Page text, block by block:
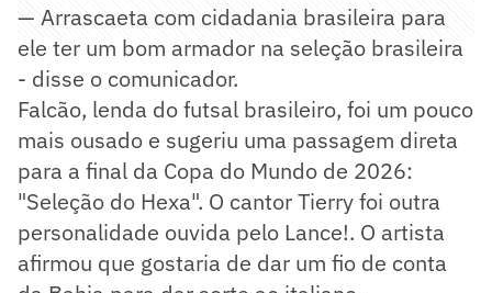
— Arrascaeta com cidadania brasileira para
ele ter um bom armador na seleção brasileira
- disse o comunicador.
Falcão, lenda do futsal brasileiro, foi um pouco
mais ousado e sugeriu uma passagem direta
para a final da Copa do Mundo de 2026:
"Seleção do Hexa". O cantor Tierry foi outra
personalidade ouvida pelo Lance!. O artista
afirmou que gostaria de dar um fio de conta